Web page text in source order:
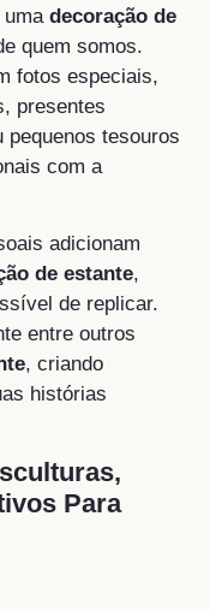
uma decoração de
quem somos.
fotos especiais,
presentes
pequenos tesouros
com a
adicionam
de estante,
de replicar.
entre outros
, criando
histórias
Para